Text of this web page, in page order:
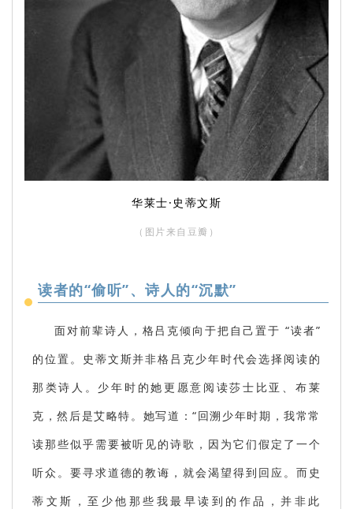
华莱士·史蒂文斯
（ 图片来自豆瓣 ）
读者的“偷听”、诗人的“沉默”
面对前辈诗人，格吕克倾向于把自己置于 “读者”
的位置。史蒂文斯并非格吕克少年时代会选择阅读的
那类诗人。少年时的她更愿意阅读莎士比亚、布莱
克，然后是艾略特。她写道：“回溯少年时期，我常常
读那些似乎需要被听见的诗歌，因为它们假定了一个
听众。要寻求道德的教诲，就会渴望得到回应。而史
蒂文斯，至少他那些我最早读到的作品，并非此